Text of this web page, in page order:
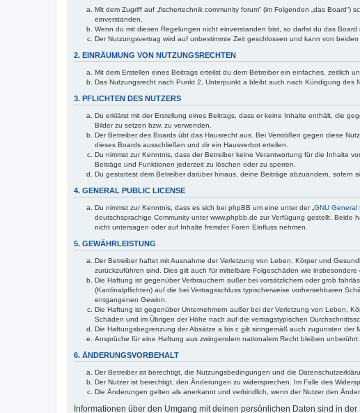
Mit dem Zugriff auf „fischertechnik community forum“ (im Folgenden „das
einverstanden.
Wenn du mit diesen Regelungen nicht einverstanden bist, so darfst du das
Der Nutzungsvertrag wird auf unbestimmte Zeit geschlossen und kann von
2. EINRÄUMUNG VON NUTZUNGSRECHTEN
Mit dem Erstellen eines Beitrags erteilst du dem Betreiber ein einfaches, zeitlich
Das Nutzungsrecht nach Punkt 2, Unterpunkt a bleibt auch nach Kündigung des
3. PFLICHTEN DES NUTZERS
Du erklärst mit der Erstellung eines Beitrags, dass er keine Inhalte enthält, die
Bilder zu setzen bzw. zu verwenden.
Der Betreiber des Boards übt das Hausrecht aus. Bei Verstößen gegen diese
dieses Boards ausschließen und dir ein Hausverbot erteilen.
Du nimmst zur Kenntnis, dass der Betreiber keine Verantwortung für die Inhalte
Beiträge und Funktionen jederzeit zu löschen oder zu sperren.
Du gestattest dem Betreiber darüber hinaus, deine Beiträge abzuändern, sofern
4. GENERAL PUBLIC LICENSE
Du nimmst zur Kenntnis, dass es sich bei phpBB um eine unter der „ GNU General
deutschsprachige Community unter www.phpbb.de zur Verfügung gestellt.
nicht untersagen oder auf Inhalte fremder Foren Einfluss nehmen.
5. GEWÄHRLEISTUNG
Der Betreiber haftet mit Ausnahme der Verletzung von Leben, Körper und
zurückzuführen sind. Dies gilt auch für mittelbare Folgeschäden wie insbesondere
Die Haftung ist gegenüber Verbrauchern außer bei vorsätzlichem oder grob
(Kardinalpflichten) auf die bei Vertragsschluss typischerweise vorhersehbaren
entgangenen Gewinn.
Die Haftung ist gegenüber Unternehmern außer bei der Verletzung von Leben,
Schäden und im Übrigen der Höhe nach auf die vertragstypischen
Die Haftungsbegrenzung der Absätze a bis c gilt sinngemäß auch zugunsten der
Ansprüche für eine Haftung aus zwingendem nationalem Recht bleiben unberührt.
6. ÄNDERUNGSVORBEHALT
Der Betreiber ist berechtigt, die Nutzungsbedingungen und die
Der Nutzer ist berechtigt, den Änderungen zu widersprechen. Im Falle des
Die Änderungen gelten als anerkannt und verbindlich, wenn der Nutzer den
Informationen über den Umgang mit deinen persönlichen Daten sind in